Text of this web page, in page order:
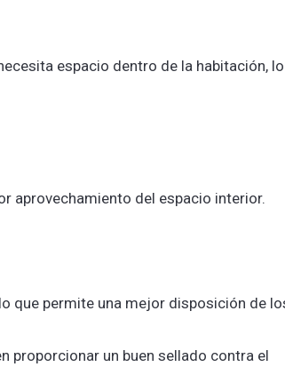
espacio dentro de la habitación, lo
aprovechamiento del espacio interior.
que permite una mejor disposición de
proporcionar un buen sellado contra el